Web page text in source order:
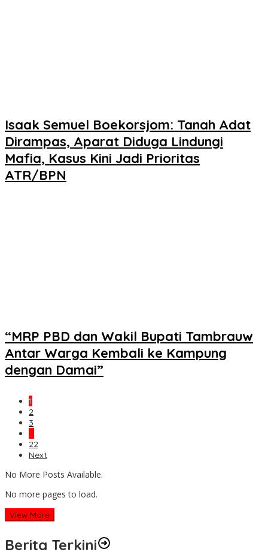
Isaak Semuel Boekorsjom: Tanah Adat
Dirampas, Aparat Diduga Lindungi
Mafia, Kasus Kini Jadi Prioritas
ATR/BPN
“MRP PBD dan Wakil Bupati Tambrauw
Antar Warga Kembali ke Kampung
dengan Damai”
1
2
3
…
22
Next
No More Posts Available.
No more pages to load.
View More
Berita Terkini